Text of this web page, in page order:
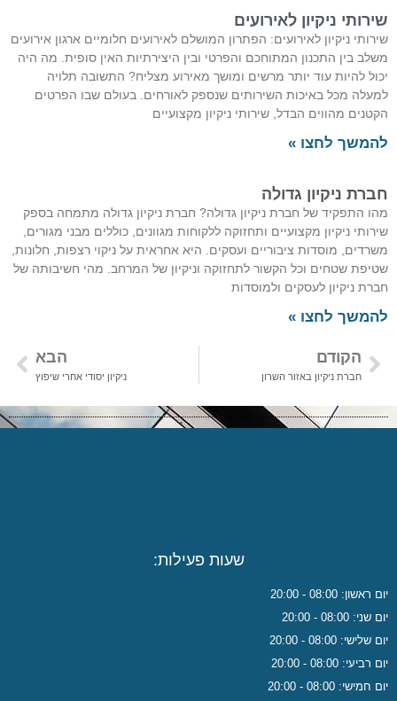
שירותי ניקיון לאירועים
שירותי ניקיון לאירועים: הפתרון המושלם לאירועים חלומיים ארגון אירועים
משלב בין התכנון המתוחכם והפרטי ובין היצירתיות האין סופית. מה היה
יכול להיות עוד יותר מרשים ומושך מאירוע מצליח? התשובה תלויה
למעלה מכל באיכות השירותים שנספק לאורחים. בעולם שבו הפרטים
הקטנים מהווים הבדל, שירותי ניקיון מקצועיים
להמשך לחצו »
חברת ניקיון גדולה
מהו התפקיד של חברת ניקיון גדולה? חברת ניקיון גדולה מתמחה בספק
שירותי ניקיון מקצועיים ותחזוקה ללקוחות מגוונים, כוללים מבני מגורים,
משרדים, מוסדות ציבוריים ועסקים. היא אחראית על ניקוי רצפות, חלונות,
שטיפת שטחים וכל הקשור לתחזוקה וניקיון של המרחב. מהי חשיבותה של
חברת ניקיון לעסקים ולמוסדות
להמשך לחצו »
הקודם
חברת ניקיון באזור השרון
הבא
ניקיון יסודי אחרי שיפוץ
שעות פעילות:
יום ראשון: 08:00 - 20:00
יום שני: 08:00 - 20:00
יום שלישי: 08:00 - 20:00
יום רביעי: 08:00 - 20:00
יום חמישי: 08:00 - 20:00